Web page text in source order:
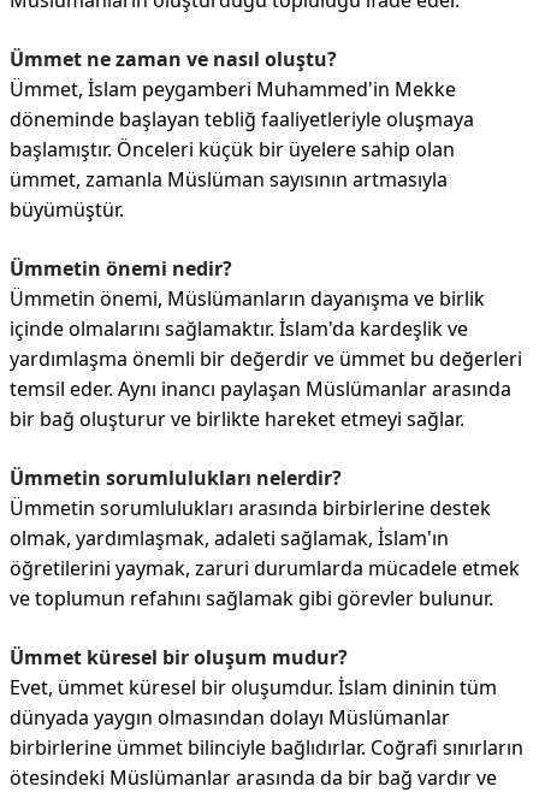
Ümmet ne zaman ve nasıl oluştu?
Ümmet, İslam peygamberi Muhammed'in Mekke
döneminde başlayan tebliğ faaliyetleriyle oluşmaya
başlamıştır. Önceleri küçük bir üyelere sahip olan
ümmet, zamanla Müslüman sayısının artmasıyla
büyümüştür.
Ümmetin önemi nedir?
Ümmetin önemi, Müslümanların dayanışma ve birlik
içinde olmalarını sağlamaktır. İslam'da kardeşlik ve
yardımlaşma önemli bir değerdir ve ümmet bu değerleri
temsil eder. Aynı inancı paylaşan Müslümanlar arasında
bir bağ oluşturur ve birlikte hareket etmeyi sağlar.
Ümmetin sorumlulukları nelerdir?
Ümmetin sorumlulukları arasında birbirlerine destek
olmak, yardımlaşmak, adaleti sağlamak, İslam'ın
öğretilerini yaymak, zaruri durumlarda mücadele etmek
ve toplumun refahını sağlamak gibi görevler bulunur.
Ümmet küresel bir oluşum mudur?
Evet, ümmet küresel bir oluşumdur. İslam dininin tüm
dünyada yaygın olmasından dolayı Müslümanlar
birbirlerine ümmet bilinciyle bağlıdırlar. Coğrafi sınırların
ötesindeki Müslümanlar arasında da bir bağ vardır ve